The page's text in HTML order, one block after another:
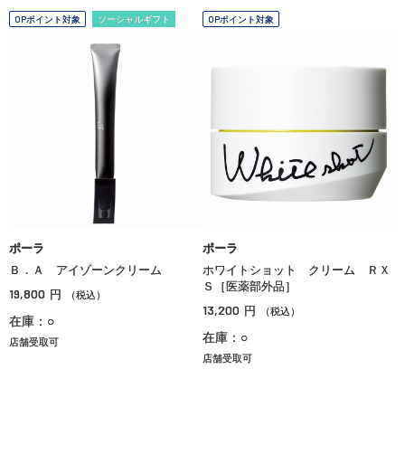
OPポイント対象 ソーシャルギフト
ポーラ
Ｂ．Ａ アイゾーンクリーム
19,800 円 （税込）
在庫：○
店舗受取可
OPポイント対象
ポーラ
ホワイトショット クリーム ＲＸ
Ｓ［医薬部外品］
13,200 円 （税込）
在庫：○
店舗受取可